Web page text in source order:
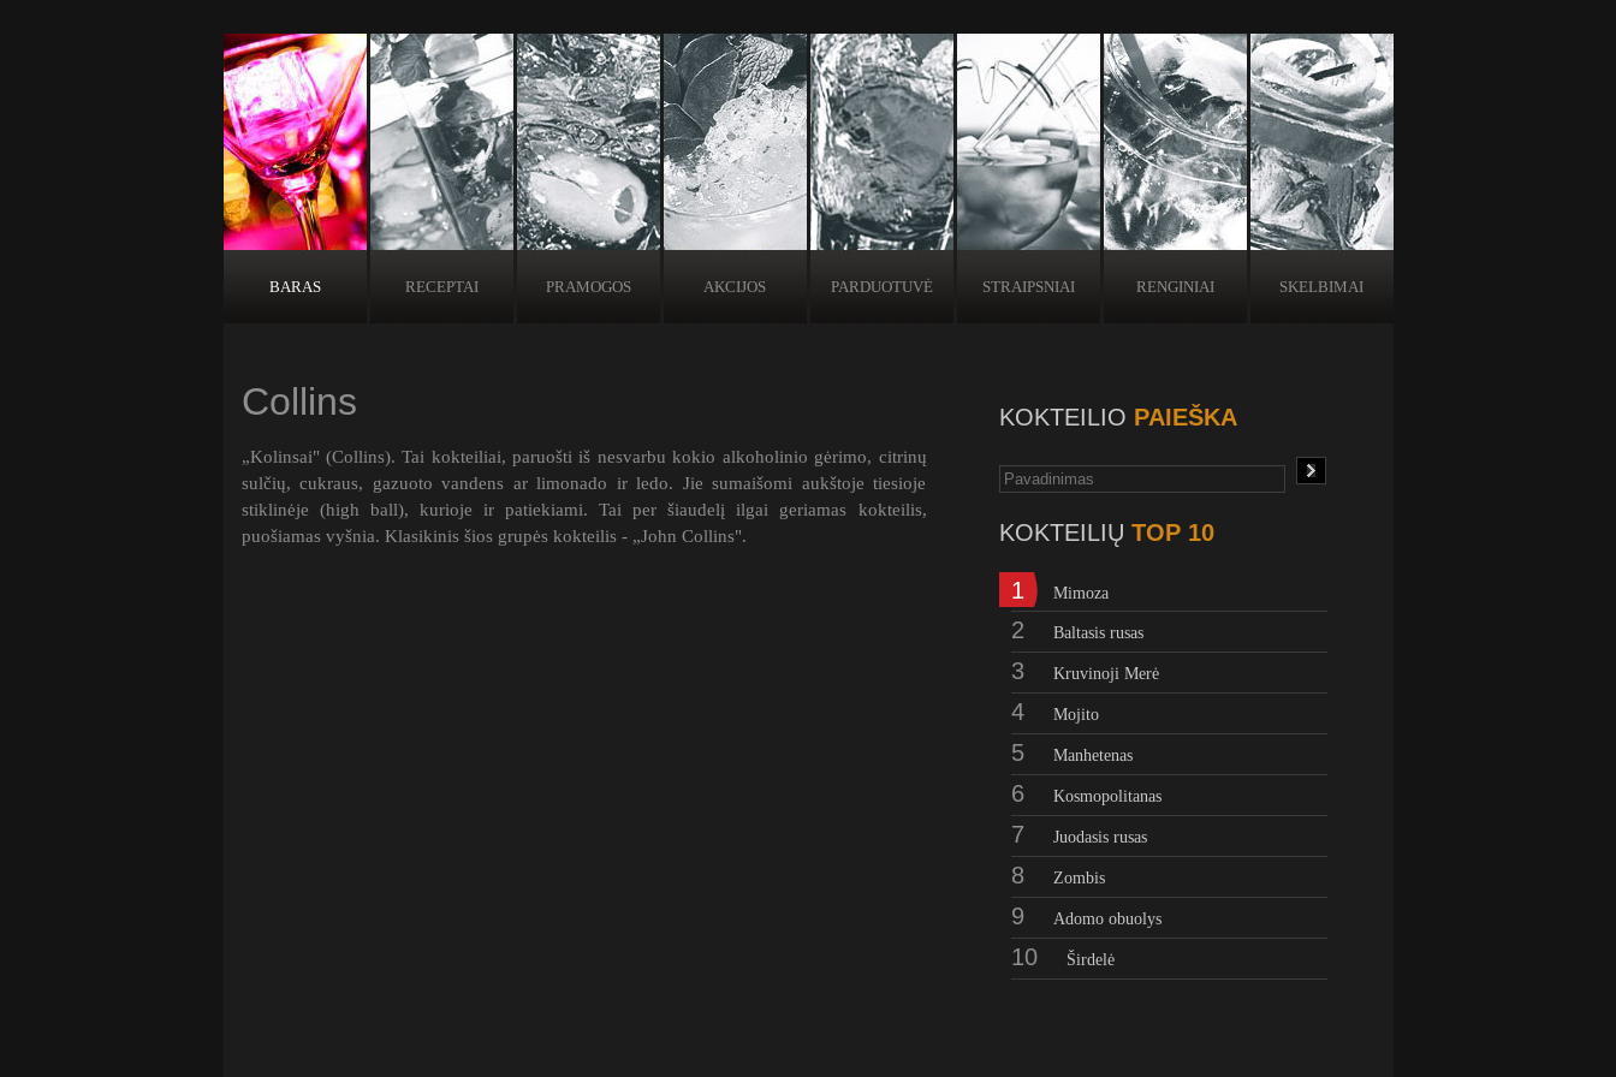
BARAS RECEPTAI PRAMOGOS AKCIJOS PARDUOTUVĖ STRAIPSNIAI RENGINIAI SKELBIMAI
Collins
„Kolinsai" (Collins). Tai kokteiliai, paruošti iš nesvarbu kokio alkoholinio gėrimo, citrinų
sulčių, cukraus, gazuoto vandens ar limonado ir ledo. Jie sumaišomi aukštoje tiesioje
stiklinėje (high ball), kurioje ir patiekiami. Tai per šiaudelį ilgai geriamas kokteilis,
puošiamas vyšnia. Klasikinis šios grupės kokteilis - „John Collins".
KOKTEILIO PAIEŠKA
KOKTEILIŲ TOP 10
1 Mimoza
2 Baltasis rusas
3 Kruvinoji Merė
4 Mojito
5 Manhetenas
6 Kosmopolitanas
7 Juodasis rusas
8 Zombis
9 Adomo obuolys
10 Širdelė